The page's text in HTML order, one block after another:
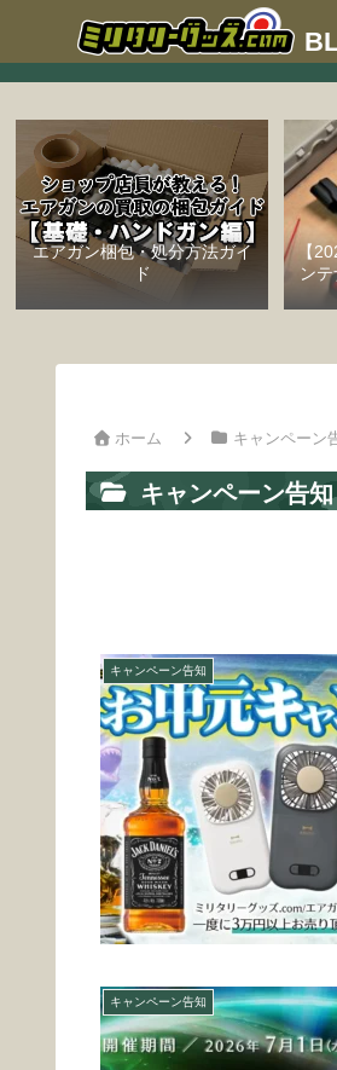
エアガン梱包・処分方法ガイ
ド
【
ン
ホーム キャンペーン
キャンペーン告知
キャンペーン告知
キャンペーン告知